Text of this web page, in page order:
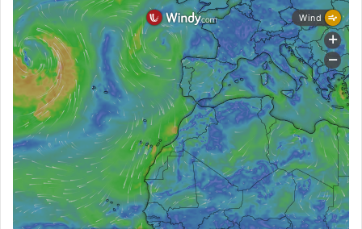
k
s
B
e
t
w
e
e
n
S
p
a
i